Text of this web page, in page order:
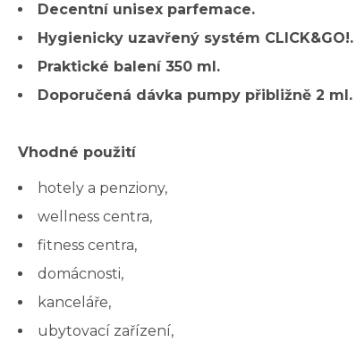
Decentní unisex parfemace.
Hygienicky uzavřený systém CLICK&GO!.
Praktické balení 350 ml.
Doporučená dávka pumpy přibližně 2 ml.
Vhodné použití
hotely a penziony,
wellness centra,
fitness centra,
domácnosti,
kanceláře,
ubytovací zařízení,